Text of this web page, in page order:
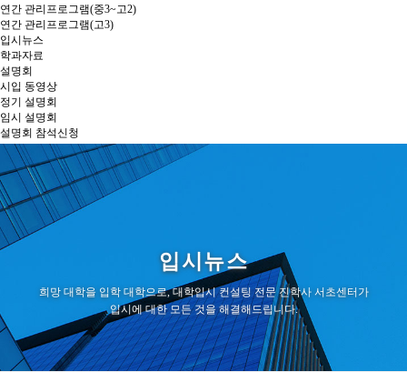
연간 관리프로그램(중3~고2)
연간 관리프로그램(고3)
입시뉴스
학과자료
설명회
시입 동영상
정기 설명회
임시 설명회
설명회 참석신청
상담신청
커뮤니티
스케줄
공지사항
입시뉴스
희망 대학을 입학 대학으로, 대학입시 컨설팅 전문 진학사 서초센터가
입시에 대한 모든 것을 해결해드립니다.